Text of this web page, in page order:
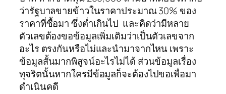
ว่ารัฐบาลขายข้าวในราคาประมาณ 30% ของ
ราคาที่ซื้อมา ซึ่งต่ำเกินไป และคิดว่ามีหลาย
ตัวเลขต้องขอข้อมูลเพิ่มเติมว่าเป็นตัวเลขจาก
อะไร ตรงกันหรือไม่และนำมาจากไหน เพราะ
ข้อมูลสั้นมากพิสูจน์อะไรไม่ได้ ส่วนข้อมูลเรื่อง
ทุจริตนั้นหากใครมีข้อมูลก็จะต้องไปขอเพื่อมา
ดำเนินคดี